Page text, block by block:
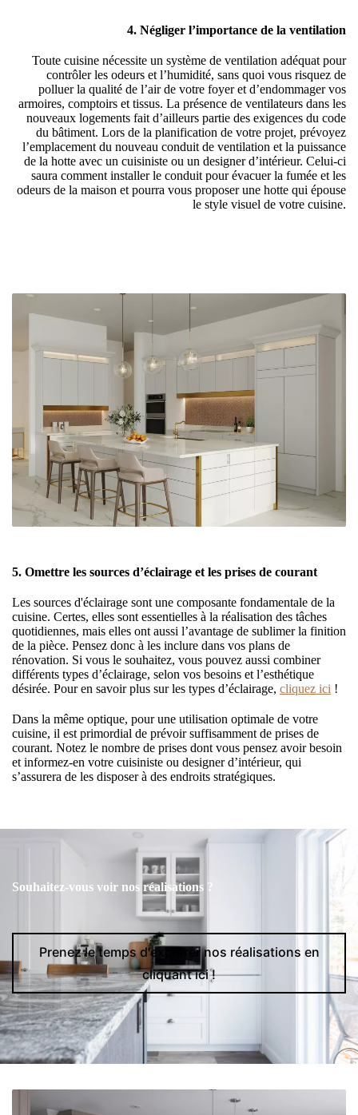
4. Négliger l’importance de la ventilation
Toute cuisine nécessite un système de ventilation adéquat pour
contrôler les odeurs et l’humidité, sans quoi vous risquez de
polluer la qualité de l’air de votre foyer et d’endommager vos
armoires, comptoirs et tissus. La présence de ventilateurs dans les
nouveaux logements fait d’ailleurs partie des exigences du code
du bâtiment. Lors de la planification de votre projet, prévoyez
l’emplacement du nouveau conduit de ventilation et la puissance
de la hotte avec un cuisiniste ou un designer d’intérieur. Celui-ci
saura comment installer le conduit pour évacuer la fumée et les
odeurs de la maison et pourra vous proposer une hotte qui épouse
le style visuel de votre cuisine.
5. Omettre les sources d’éclairage et les prises de courant
Les sources d'éclairage sont une composante fondamentale de la
cuisine. Certes, elles sont essentielles à la réalisation des tâches
quotidiennes, mais elles ont aussi l’avantage de sublimer la finition
de la pièce. Pensez donc à les inclure dans vos plans de
rénovation. Si vous le souhaitez, vous pouvez aussi combiner
différents types d’éclairage, selon vos besoins et l’esthétique
désirée. Pour en savoir plus sur les types d’éclairage, cliquez ici !
Dans la même optique, pour une utilisation optimale de votre
cuisine, il est primordial de prévoir suffisamment de prises de
courant. Notez le nombre de prises dont vous pensez avoir besoin
et informez-en votre cuisiniste ou designer d’intérieur, qui
s’assurera de les disposer à des endroits stratégiques.
Souhaitez-vous voir nos réalisations ?
Prenez le temps d'explorer nos réalisations en
cliquant ici !